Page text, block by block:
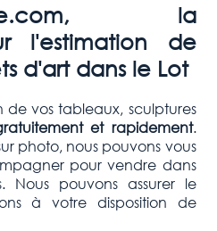
la
l'estimation de
d'art dans le Lot
de vos tableaux, sculptures
et rapidement.
photo, nous pouvons vous
pour vendre dans
Nous pouvons assurer le
à votre disposition de